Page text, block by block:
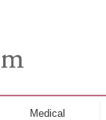
Medical